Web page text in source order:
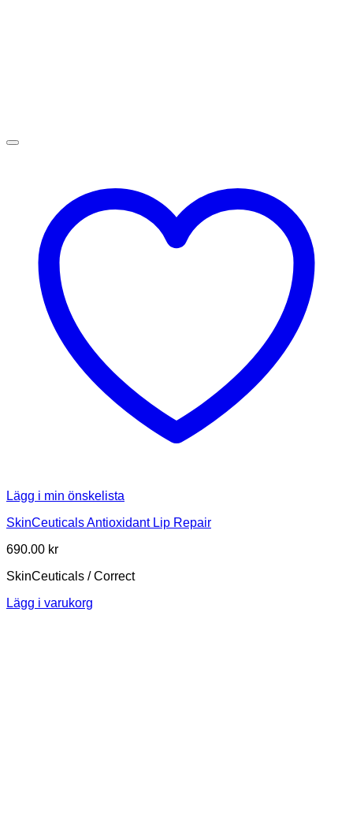
Lägg i min önskelista
SkinCeuticals Antioxidant Lip Repair
690.00 kr
SkinCeuticals / Correct
Lägg i varukorg